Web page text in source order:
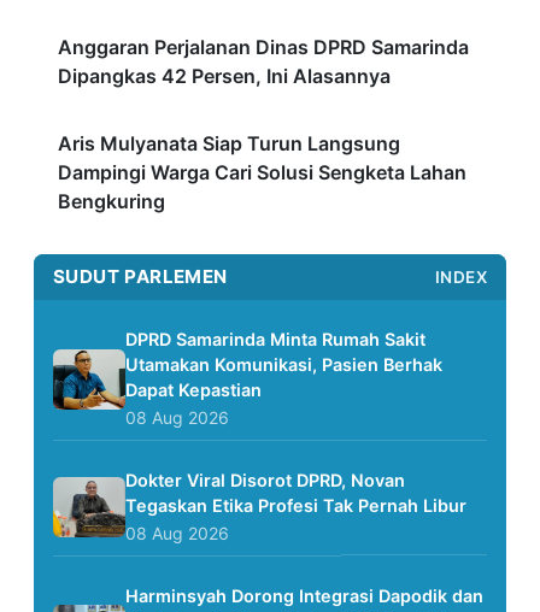
Anggaran Perjalanan Dinas DPRD Samarinda
Dipangkas 42 Persen, Ini Alasannya
Aris Mulyanata Siap Turun Langsung
Dampingi Warga Cari Solusi Sengketa Lahan
Bengkuring
SUDUT PARLEMEN INDEX
DPRD Samarinda Minta Rumah Sakit
Utamakan Komunikasi, Pasien Berhak
Dapat Kepastian
08 Aug 2026
Dokter Viral Disorot DPRD, Novan
Tegaskan Etika Profesi Tak Pernah Libur
08 Aug 2026
Harminsyah Dorong Integrasi Dapodik dan